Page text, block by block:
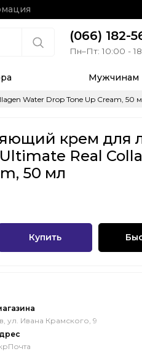
(066) 182-
Пн–Пт: 10:00 -
Мужчинам
Water Drop Tone Up Cream, 50
крем для
Real
50 мл
Купить
ул. Ивана Крамского, 9